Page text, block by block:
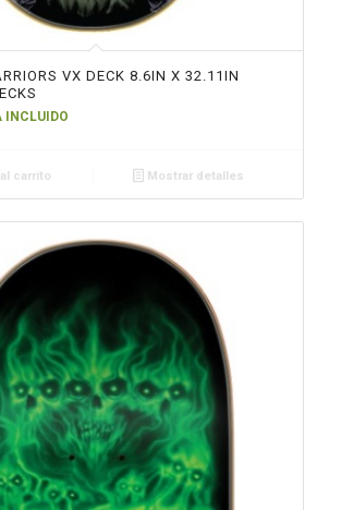
VX DECK 8.6IN X 32.11IN
INCLUIDO
carrito Mostrar detalles